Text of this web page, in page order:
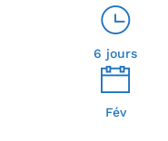
6 jours
Fév